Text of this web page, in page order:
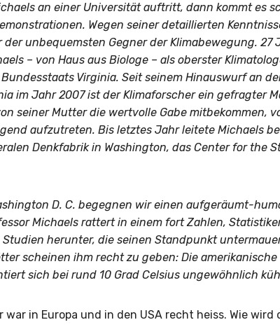
an einer Universität auftritt, dann kommt es
Wegen seiner detaillierten
der unbequemsten Gegner der Klimabewegung. 27
– von Haus aus Biologe – als oberster
Virginia. Seit seinem Hinauswurf an
im Jahr 2007 ist der Klimaforscher ein gefragter
seiner Mutter die wertvolle Gabe mitbekommen,
aufzutreten. Bis letztes Jahr leitete Michaels
Denkfabrik in Washington, das Center for the
D. C. begegnen wir einen aufgeräumt-
Michaels rattert in einem fort Zahlen,
herunter, die seinen Standpunkt
scheinen ihm recht zu geben: Die amerikanische
sich bei rund 10 Grad Celsius ungewöhnlich
war in Europa und in den USA recht heiss. Wie wird